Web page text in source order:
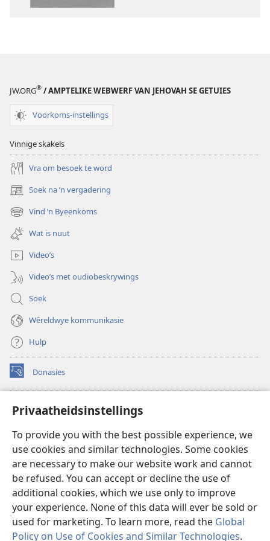
Privaatheidsinstellings
To provide you with the best possible experience, we
use cookies and similar technologies. Some cookies
are necessary to make our website work and cannot
be refused. You can accept or decline the use of
additional cookies, which we use only to improve
your experience. None of this data will ever be sold or
used for marketing. To learn more, read the Global
Policy on Use of Cookies and Similar Technologies.
JW.ORG® / AMPTELIKE WEBWERF VAN JEHOVAH SE GETUIES
Voorkoms-instellings
Vinnige skakels
Vra om besoek te word
Soek na ’n vergadering
(maak
nuwe
venster
oop)
Vind ’n Byeenkoms
(maak
nuwe
venster
oop)
Wat is nuut
Video’s
Video’s met oudiobeskrywings
Soek
Wêreldwye kommunikasie
Hulp
Donasies
(maak
nuwe
oop)
Wagtoring – AANLYN BIBLIOTEEK
(maak
venster
oop)
JW Hub
(maak
nuwe
venster
oop)
JW Library
Watchtower Library